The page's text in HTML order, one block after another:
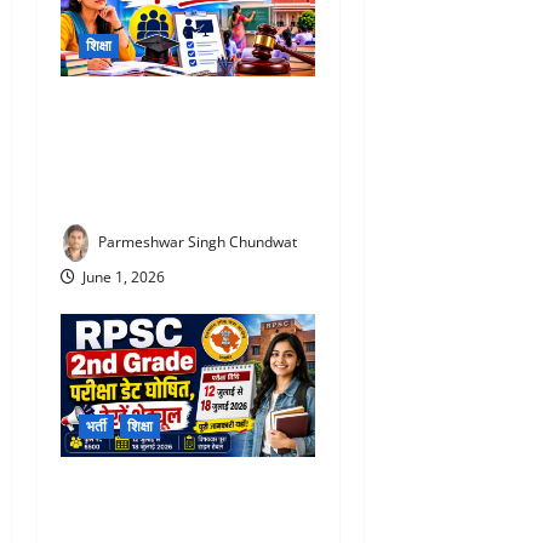
शिक्षा
Parmeshwar Singh Chundwat
June 1, 2026
भर्ती शिक्षा